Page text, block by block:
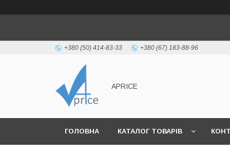
+380 (50) 414-83-33 +380 (67) 183-88-96
APRICE
ГОЛОВНА КАТАЛОГ ТОВАРІВ